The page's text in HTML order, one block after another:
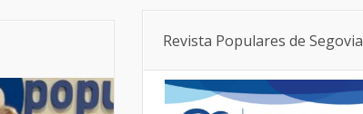
Revista Populares de Segovia